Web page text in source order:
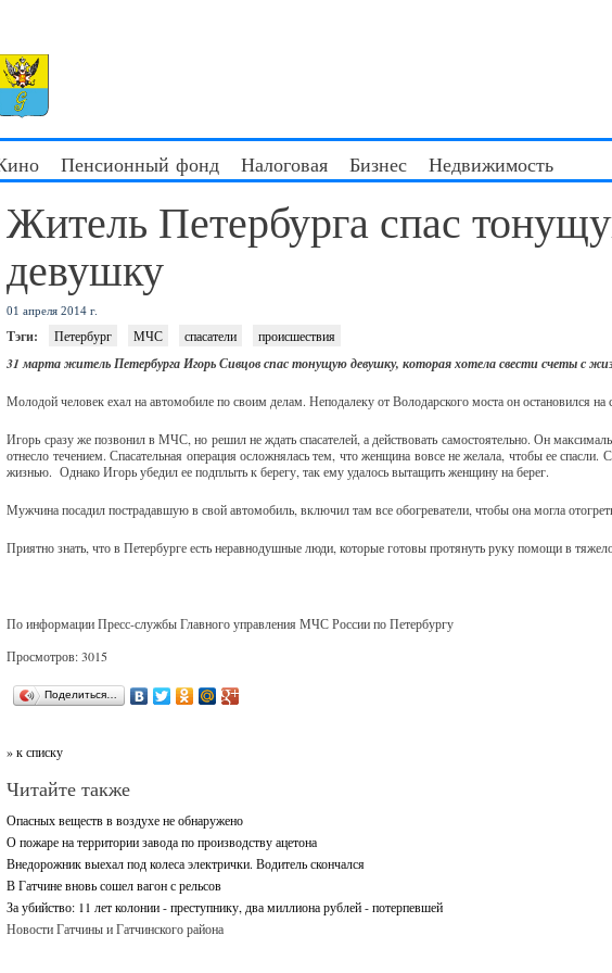
Пенсионный фонд Налоговая Бизнес Недвижимость
Житель Петербурга спас
девушку
01 апреля 2014 г.
Тэги: Петербург МЧС спасатели происшествия
31 марта житель Петербурга Игорь Сивцов спас тонущую девушку, которая хотела свести счеты с
Молодой человек ехал на автомобиле по своим делам. Неподалеку от Володарского моста он остановился
Игорь сразу же позвонил в МЧС, но решил не ждать спасателей, а действовать самостоятельно. Он
отнесло течением. Спасательная операция осложнялась тем, что женщина вовсе не желала, чтобы ее
жизнью. Однако Игорь убедил ее подплыть к берегу, так ему удалось вытащить женщину на берег.
Мужчина посадил пострадавшую в свой автомобиль, включил там все обогреватели, чтобы она могла
Приятно знать, что в Петербурге есть неравнодушные люди, которые готовы протянуть руку помощи в
По информации Пресс-службы Главного управления МЧС России по Петербургу
Просмотров: 3015
Поделиться…
» к списку
Читайте также
Опасных веществ в воздухе не обнаружено
О пожаре на территории завода по производству ацетона
Внедорожник выехал под колеса электрички. Водитель скончался
В Гатчине вновь сошел вагон с рельсов
За убийство: 11 лет колонии - преступнику, два миллиона рублей - потерпевшей
Новости Гатчины и Гатчинского района